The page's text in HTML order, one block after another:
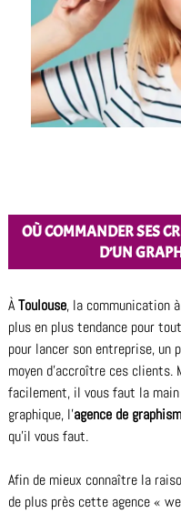
OÙ COMMANDER SES
D’UN
ÀToulouse, la communication
plus en plus tendance pour
pour lancer son entreprise,
moyen d’accroître ces clients.
facilement, il vous faut la main
graphique, l’agence de
qu’il vous faut.
Afin de mieux connaître la
de plus près cette agence «